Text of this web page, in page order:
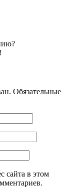
Обязательные
сайта в этом